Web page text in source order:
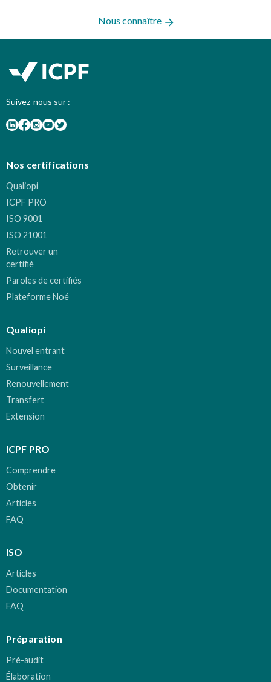
Nous connaître
Suivez-nous sur :
Nos certifications
Qualiopi
ICPF PRO
ISO 9001
ISO 21001
Retrouver un
certifié
Paroles de certifiés
Plateforme Noé
Qualiopi
Nouvel entrant
Surveillance
Renouvellement
Transfert
Extension
ICPF PRO
Comprendre
Obtenir
Articles
FAQ
ISO
Articles
Documentation
FAQ
Préparation
Pré-audit
Élaboration